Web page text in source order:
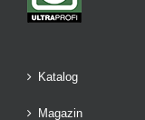
Katalog
Magazin